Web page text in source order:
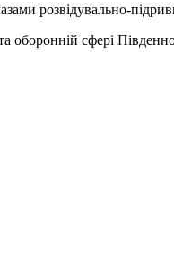
розвідувально-
оборонній сфері